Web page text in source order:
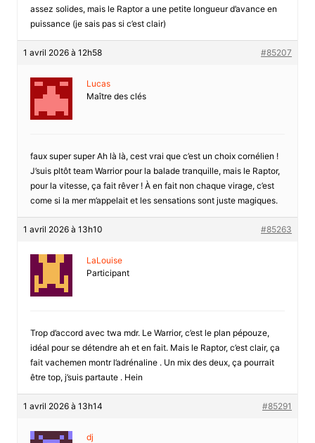
assez solides, mais le Raptor a une petite longueur d’avance en
puissance (je sais pas si c’est clair)
1 avril 2026 à 12h58 #85207
Lucas
Maître des clés
faux super super Ah là là, cest vrai que c’est un choix cornélien !
J’suis pltôt team Warrior pour la balade tranquille, mais le Raptor,
pour la vitesse, ça fait rêver ! À en fait non chaque virage, c’est
come si la mer m’appelait et les sensations sont juste magiques.
1 avril 2026 à 13h10 #85263
LaLouise
Participant
Trop d’accord avec twa mdr. Le Warrior, c’est le plan pépouze,
idéal pour se détendre ah et en fait. Mais le Raptor, c’est clair, ça
fait vachemen montr l’adrénaline . Un mix des deux, ça pourrait
être top, j’suis partaute . Hein
1 avril 2026 à 13h14 #85291
dj